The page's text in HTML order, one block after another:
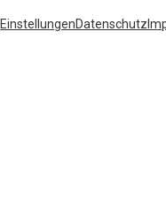
EinstellungenDatenschutz